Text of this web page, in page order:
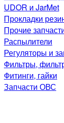
UDOR и JarMet
Прокладки
Прочие
Распылители
Регуляторы и
Фильтры,
Фитинги, гайки
Запчасти ОВС